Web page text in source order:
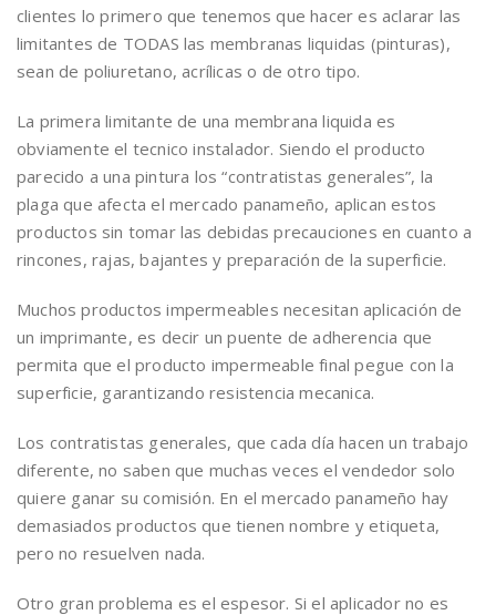
clientes lo primero que tenemos que hacer es aclarar las
limitantes de TODAS las membranas liquidas (pinturas),
sean de poliuretano, acrílicas o de otro tipo.
La primera limitante de una membrana liquida es
obviamente el tecnico instalador. Siendo el producto
parecido a una pintura los “contratistas generales”, la
plaga que afecta el mercado panameño, aplican estos
productos sin tomar las debidas precauciones en cuanto a
rincones, rajas, bajantes y preparación de la superficie.
Muchos productos impermeables necesitan aplicación de
un imprimante, es decir un puente de adherencia que
permita que el producto impermeable final pegue con la
superficie, garantizando resistencia mecanica.
Los contratistas generales, que cada día hacen un trabajo
diferente, no saben que muchas veces el vendedor solo
quiere ganar su comisión. En el mercado panameño hay
demasiados productos que tienen nombre y etiqueta,
pero no resuelven nada.
Otro gran problema es el espesor. Si el aplicador no es